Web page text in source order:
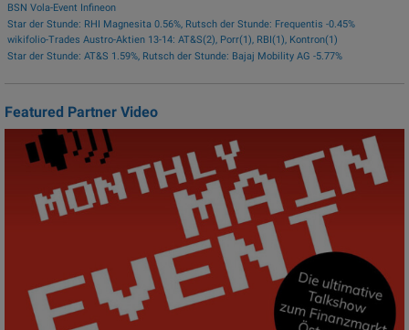
BSN Vola-Event Infineon
Star der Stunde: RHI Magnesita 0.56%, Rutsch der Stunde: Frequentis -0.45%
wikifolio-Trades Austro-Aktien 13-14: AT&S(2), Porr(1), RBI(1), Kontron(1)
Star der Stunde: AT&S 1.59%, Rutsch der Stunde: Bajaj Mobility AG -5.77%
Featured Partner Video